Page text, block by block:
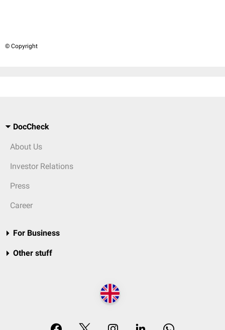
© Copyright
DocCheck
About Us
Investor Relations
Press
Career
For Business
Other stuff